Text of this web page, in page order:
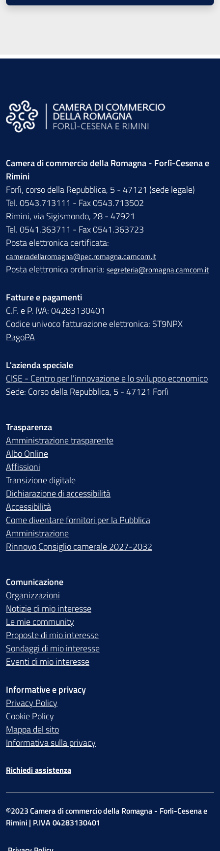
Camera di commercio della Romagna - Forlì-Cesena e
Rimini
Forlì, corso della Repubblica, 5 - 47121 (sede legale)
Tel. 0543.713111 - Fax 0543.713502
Rimini, via Sigismondo, 28 - 47921
Tel. 0541.363711 - Fax 0541.363723
Posta elettronica certificata:
cameradellaromagna@pec.romagna.camcom.it
Posta elettronica ordinaria: segreteria@romagna.camcom.it
Fatture e pagamenti
C.F. e P. IVA: 04283130401
Codice univoco fatturazione elettronica: ST9NPX
PagoPA
L'azienda speciale
CISE - Centro per l'innovazione e lo sviluppo economico
Sede: Corso della Repubblica, 5 - 47121 Forlì
Trasparenza
Amministrazione trasparente
Albo Online
Affissioni
Transizione digitale
Dichiarazione di accessibilità
Accessibilità
Come diventare fornitori per la Pubblica
Amministrazione
Rinnovo Consiglio camerale 2027-2032
Comunicazione
Organizzazioni
Notizie di mio interesse
Le mie community
Proposte di mio interesse
Sondaggi di mio interesse
Eventi di mio interesse
Informative e privacy
Privacy Policy
Cookie Policy
Mappa del sito
Informativa sulla privacy
Richiedi assistenza
©2023 Camera di commercio della Romagna - Forli-Cesena e
Rimini | P.IVA 04283130401